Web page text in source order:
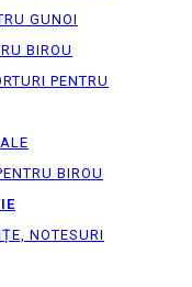
GUNOI
BIROU
PENTRU
BIROU
NOTESURI